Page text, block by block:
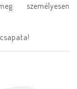
személyesen